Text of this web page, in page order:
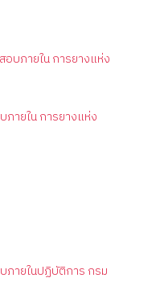
ายใน การยางแห่ง
ภายในปฏิบัติการ กรม